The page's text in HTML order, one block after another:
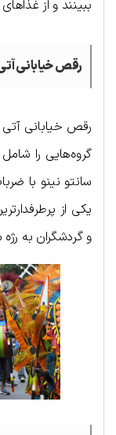
ببینند و از
رقص خیابانی آتی آتیهان
رقص خیابانی آتی
گروه‌هایی را
سانتو نینو با
یکی از
و گردشگران به